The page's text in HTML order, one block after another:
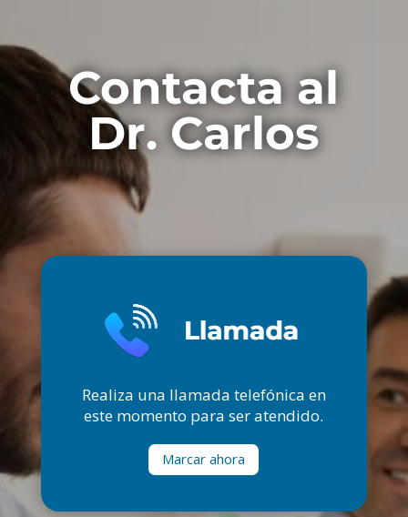
Contacta al
Dr. Carlos
Realiza una llamada telefónica en
este momento para ser atendido.
Marcar ahora